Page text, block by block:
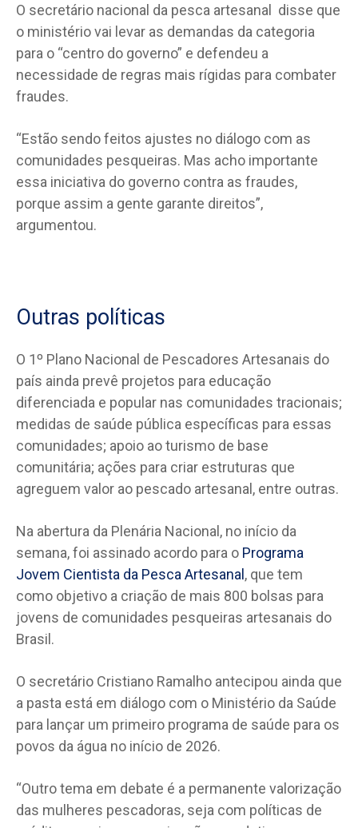
O secretário nacional da pesca artesanal disse que
o ministério vai levar as demandas da categoria
para o “centro do governo” e defendeu a
necessidade de regras mais rígidas para combater
fraudes.
“Estão sendo feitos ajustes no diálogo com as
comunidades pesqueiras. Mas acho importante
essa iniciativa do governo contra as fraudes,
porque assim a gente garante direitos”,
argumentou.
Outras políticas
O 1º Plano Nacional de Pescadores Artesanais do
país ainda prevê projetos para educação
diferenciada e popular nas comunidades tracionais;
medidas de saúde pública específicas para essas
comunidades; apoio ao turismo de base
comunitária; ações para criar estruturas que
agreguem valor ao pescado artesanal, entre outras.
Na abertura da Plenária Nacional, no início da
semana, foi assinado acordo para o Programa
Jovem Cientista da Pesca Artesanal , que tem
como objetivo a criação de mais 800 bolsas para
jovens de comunidades pesqueiras artesanais do
Brasil.
O secretário Cristiano Ramalho antecipou ainda que
a pasta está em diálogo com o Ministério da Saúde
para lançar um primeiro programa de saúde para os
povos da água no início de 2026.
“Outro tema em debate é a permanente valorização
das mulheres pescadoras, seja com políticas de